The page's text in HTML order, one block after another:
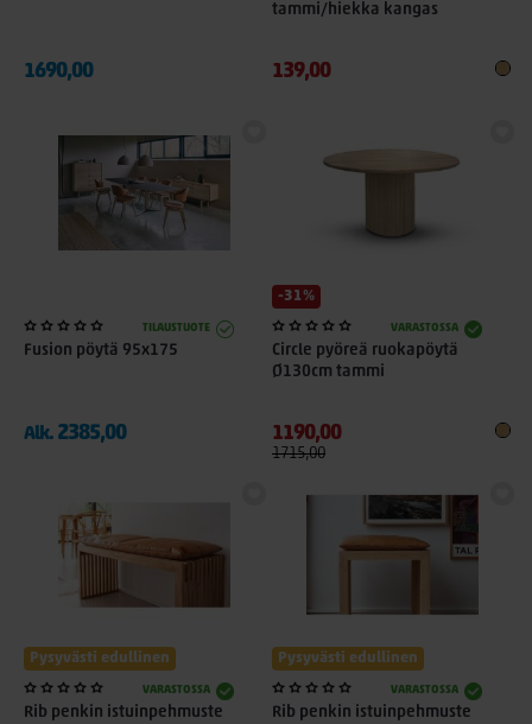
1690,00
tammi/hiekka kangas
139,00
TILAUSTUOTE
Fusion pöytä 95x175
Alk. 2385,00
-31%
VARASTOSSA
Circle pyöreä ruokapöytä
Ø130cm tammi
1190,00
1715,00
Pysyvästi edullinen
VARASTOSSA
Rib penkin istuinpehmuste
Pysyvästi edullinen
VARASTOSSA
Rib penkin istuinpehmuste